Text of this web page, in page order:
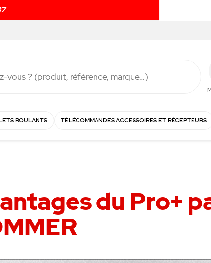
ROULANTS TÉLÉCOMMANDES ACCESSOIRES ET RÉCEPTEURS
du Pro+